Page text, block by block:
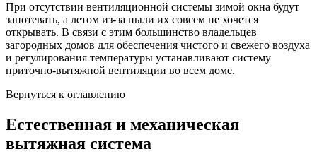
При отсутствии вентиляционной системы зимой окна будут
запотевать, а летом из-за пыли их совсем не хочется
открывать. В связи с этим большинство владельцев
загородных домов для обеспечения чистого и свежего воздуха
и регулирования температуры устанавливают систему
приточно-вытяжной вентиляции во всем доме.
Вернуться к оглавлению
Естественная и механическая
вытяжная система